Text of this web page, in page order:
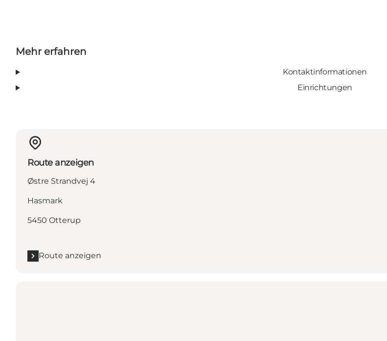
Mehr erfahren
Kontaktinformationen
Einrichtungen
Route anzeigen
Østre Strandvej 4
Hasmark
5450 Otterup
Route anzeigen